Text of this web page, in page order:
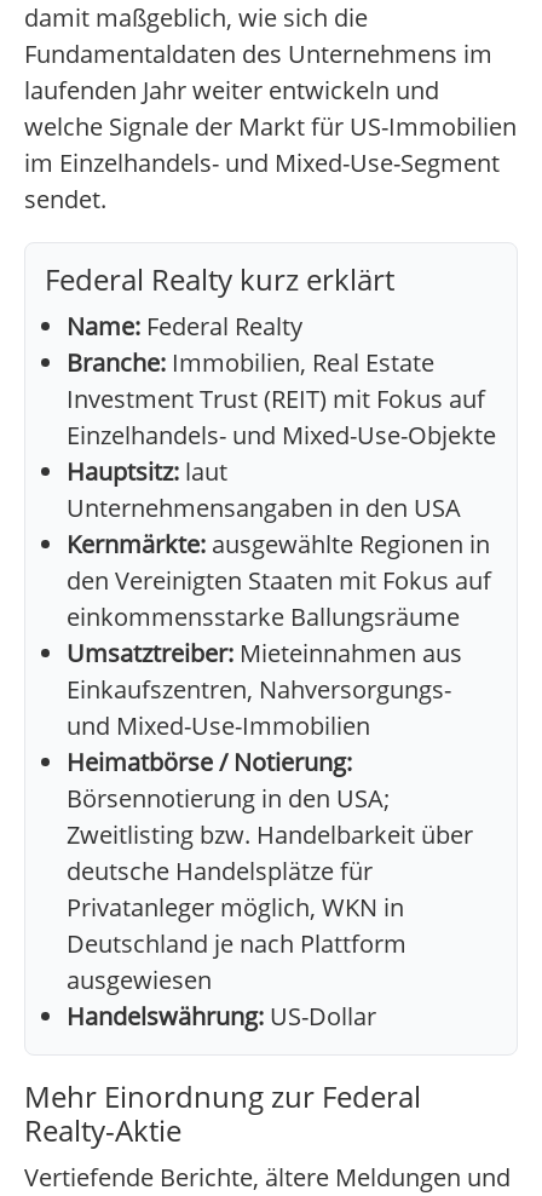
damit maßgeblich, wie sich die
Fundamentaldaten des Unternehmens im
laufenden Jahr weiter entwickeln und
welche Signale der Markt für US-Immobilien
im Einzelhandels- und Mixed-Use-Segment
sendet.
Federal Realty kurz erklärt
Name: Federal Realty
Branche: Immobilien, Real Estate
Investment Trust (REIT) mit Fokus auf
Einzelhandels- und Mixed-Use-Objekte
Hauptsitz: laut
Unternehmensangaben in den USA
Kernmärkte: ausgewählte Regionen in
den Vereinigten Staaten mit Fokus auf
einkommensstarke Ballungsräume
Umsatztreiber: Mieteinnahmen aus
Einkaufszentren, Nahversorgungs-
und Mixed-Use-Immobilien
Heimatbörse / Notierung:
Börsennotierung in den USA;
Zweitlisting bzw. Handelbarkeit über
deutsche Handelsplätze für
Privatanleger möglich, WKN in
Deutschland je nach Plattform
ausgewiesen
Handelswährung: US-Dollar
Mehr Einordnung zur Federal
Realty-Aktie
Vertiefende Berichte, ältere Meldungen und